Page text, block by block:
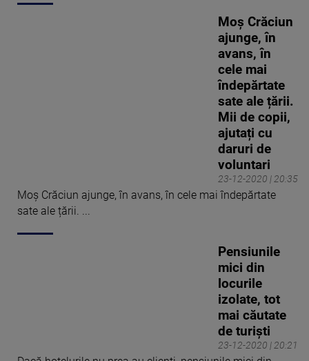
23-12-2020 | 20:35
Moș Crăciun
ajunge, în
avans, în
cele mai
îndepărtate
sate ale țării.
Mii de copii,
ajutați cu
daruri de
voluntari
Moș Crăciun ajunge, în avans, în cele mai îndepărtate
sate ale țării. ...
23-12-2020 | 20:21
Pensiunile
mici din
locurile
izolate, tot
mai căutate
de turiști